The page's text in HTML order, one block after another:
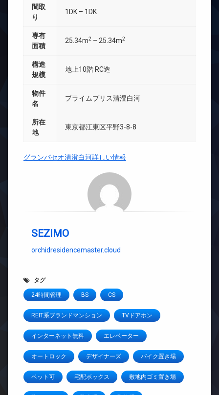
間取
り
1DK – 1DK
専有
面積
25.34m2 – 25.34m2
構造
規模
地上10階 RC造
物件
名
プライムブリス清澄白河
所在
地
東京都江東区平野3-8-8
グランパセオ清澄白河詳しい情報
SEZIMO
orchidresidencemaster.cloud
タグ
24時間管理 BS CS
REIT系ブランドマンション TVドアホン
インターネット無料 エレベーター
オートロック デザイナーズ バイク置き場
ペット可 宅配ボックス 敷地内ゴミ置き場